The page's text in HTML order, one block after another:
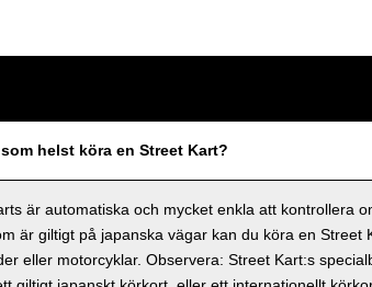
helst köra en Street Kart?
är automatiska och mycket enkla att kontrollera
är giltigt på japanska vägar kan du köra en
eller motorcyklar. Observera: Street Kart:s